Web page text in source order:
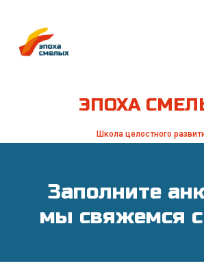
ЭПОХА
Школа целостного
Заполните
мы свяжемся